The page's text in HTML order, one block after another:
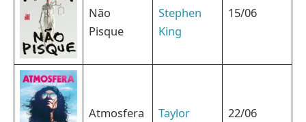
Não
Pisque
Stephen
King
15/06
Atmosfera
Taylor
22/06